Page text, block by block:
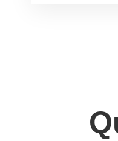
Shipping to